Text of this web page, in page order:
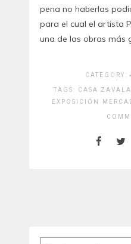
pena no haberlas
para el cual el artista
una de las obras más
CATEGORY:
TAGS: CASA ZAVALA
EXPOSICIÓN